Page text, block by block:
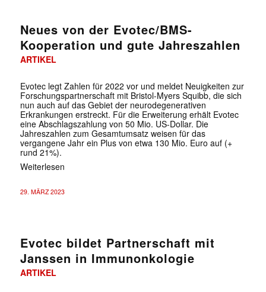
Neues von der Evotec/BMS-
Kooperation und gute Jahreszahlen
ARTIKEL
Evotec legt Zahlen für 2022 vor und meldet Neuigkeiten zur
Forschungspartnerschaft mit Bristol-Myers Squibb, die sich
nun auch auf das Gebiet der neurodegenerativen
Erkrankungen erstreckt. Für die Erweiterung erhält Evotec
eine Abschlagszahlung von 50 Mio. US-Dollar. Die
Jahreszahlen zum Gesamtumsatz weisen für das
vergangene Jahr ein Plus von etwa 130 Mio. Euro auf (+
rund 21%).
Weiterlesen
29. MÄRZ 2023
Evotec bildet Partnerschaft mit
Janssen in Immunonkologie
ARTIKEL